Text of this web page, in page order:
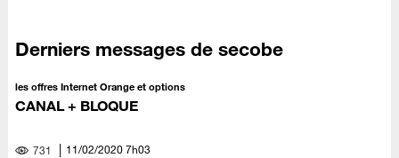
Derniers messages de secobe
les offres Internet Orange et options
CANAL + BLOQUE
731 ‎11/02/20207h03